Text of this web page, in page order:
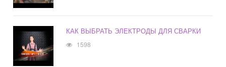
КАК ВЫБРАТЬ ЭЛЕКТРОДЫ ДЛЯ СВАРКИ
1598